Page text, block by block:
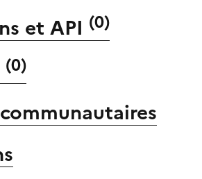
et API (0)
(0)